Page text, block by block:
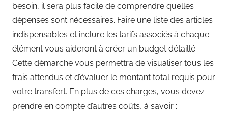
besoin, il sera plus facile de comprendre quelles
dépenses sont nécessaires. Faire une liste des articles
indispensables et inclure les tarifs associés à chaque
élément vous aideront à créer un budget détaillé.
Cette démarche vous permettra de visualiser tous les
frais attendus et d’évaluer le montant total requis pour
votre transfert. En plus de ces charges, vous devez
prendre en compte d’autres coûts, à savoir :